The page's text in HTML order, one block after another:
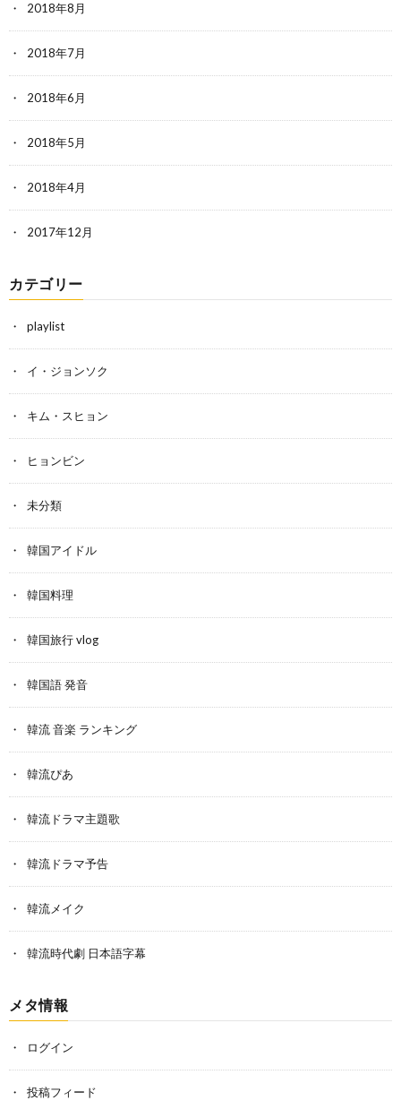
2018年8月
2018年7月
2018年6月
2018年5月
2018年4月
2017年12月
カテゴリー
playlist
イ・ジョンソク
キム・スヒョン
ヒョンビン
未分類
韓国アイドル
韓国料理
韓国旅行 vlog
韓国語 発音
韓流 音楽 ランキング
韓流ぴあ
韓流ドラマ主題歌
韓流ドラマ予告
韓流メイク
韓流時代劇 日本語字幕
メタ情報
ログイン
投稿フィード